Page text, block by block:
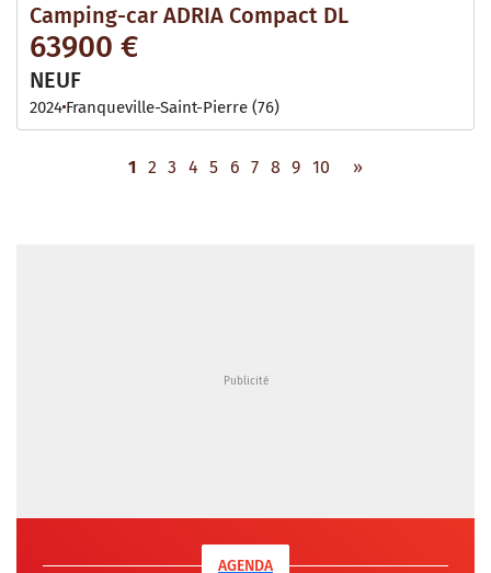
Camping-car ADRIA Compact DL
63900 €
NEUF
2024 Franqueville-Saint-Pierre (76)
1 2 3 4 5 6 7 8 9 10 »
AGENDA